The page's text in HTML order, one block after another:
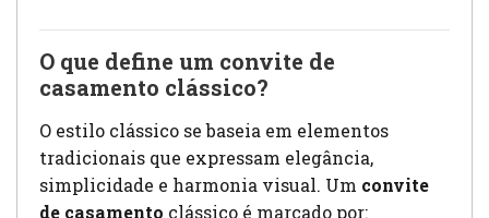
O que define um convite de
casamento clássico?
O estilo clássico se baseia em elementos
tradicionais que expressam elegância,
simplicidade e harmonia visual. Um convite
de casamento clássico é marcado por: